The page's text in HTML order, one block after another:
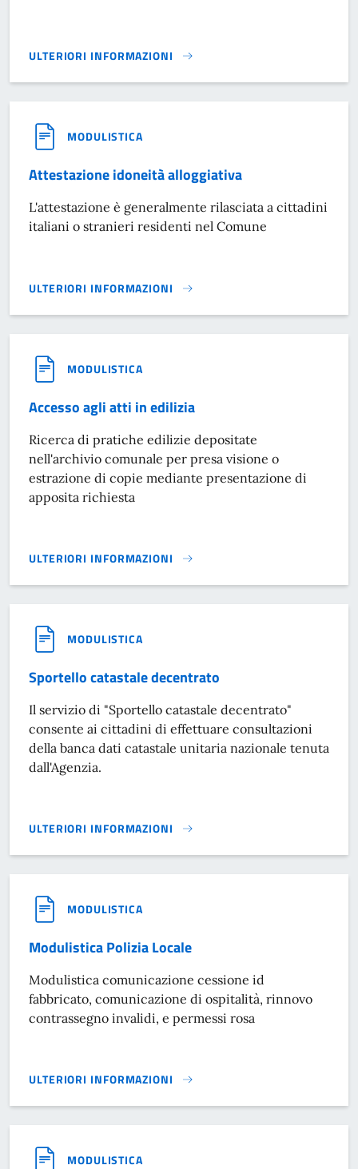
ULTERIORI INFORMAZIONI
DICHIARAZIONE SOSTITUTIVA}
MODULISTICA
Attestazione idoneità alloggiativa
L'attestazione è generalmente rilasciata a cittadini
italiani o stranieri residenti nel Comune
ULTERIORI INFORMAZIONI
ATTESTAZIONE IDONEITÀ ALLOGGIATIVA}
MODULISTICA
Accesso agli atti in edilizia
Ricerca di pratiche edilizie depositate
nell'archivio comunale per presa visione o
estrazione di copie mediante presentazione di
apposita richiesta
ULTERIORI INFORMAZIONI
ACCESSO AGLI ATTI IN EDILIZIA}
MODULISTICA
Sportello catastale decentrato
Il servizio di "Sportello catastale decentrato"
consente ai cittadini di effettuare consultazioni
della banca dati catastale unitaria nazionale tenuta
dall'Agenzia.
ULTERIORI INFORMAZIONI
SPORTELLO CATASTALE DECENTRATO}
MODULISTICA
Modulistica Polizia Locale
Modulistica comunicazione cessione id
fabbricato, comunicazione di ospitalità, rinnovo
contrassegno invalidi, e permessi rosa
ULTERIORI INFORMAZIONI
MODULISTICA POLIZIA LOCALE}
MODULISTICA